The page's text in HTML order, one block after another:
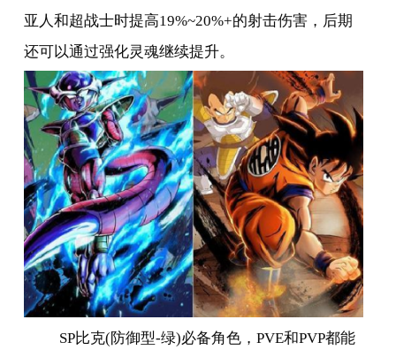
亚人和超战士时提高19%~20%+的射击伤害，后期
还可以通过强化灵魂继续提升。
SP比克(防御型-绿)必备角色，PVE和PVP都能